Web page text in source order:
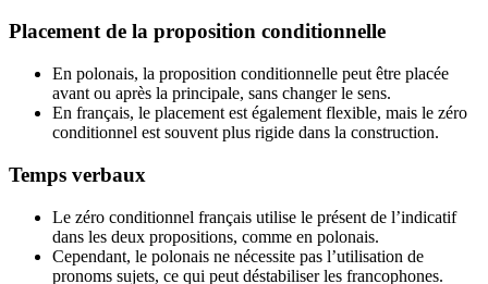
Placement de la proposition conditionnelle
En polonais, la proposition conditionnelle peut être placée
avant ou après la principale, sans changer le sens.
En français, le placement est également flexible, mais le zéro
conditionnel est souvent plus rigide dans la construction.
Temps verbaux
Le zéro conditionnel français utilise le présent de l’indicatif
dans les deux propositions, comme en polonais.
Cependant, le polonais ne nécessite pas l’utilisation de
pronoms sujets, ce qui peut déstabiliser les francophones.